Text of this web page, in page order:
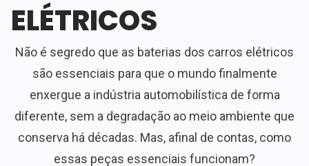
ELÉTRICOS
Não é segredo que as baterias dos carros elétricos
são essenciais para que o mundo finalmente
enxergue a indústria automobilística de forma
diferente, sem a degradação ao meio ambiente que
conserva há décadas. Mas, afinal de contas, como
essas peças essenciais funcionam?